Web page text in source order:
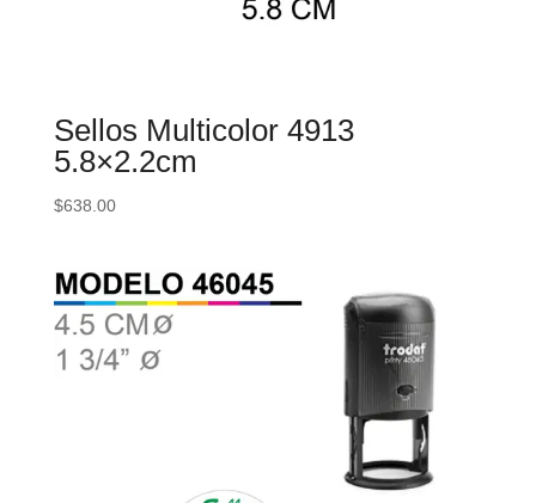
Sellos Multicolor 4913
5.8×2.2cm
$638.00